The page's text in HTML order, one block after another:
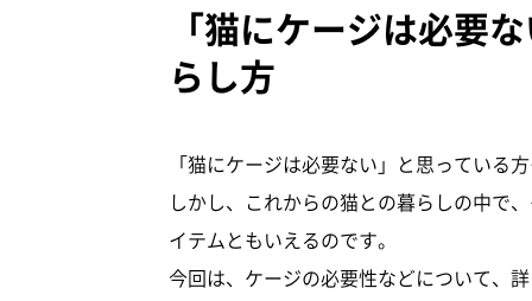
「猫にケージは必要
らし方
「猫にケージは必要ない」と思っている
しかし、これからの猫との暮らしの中で
イテムともいえるのです。
今回は、ケージの必要性などについて、